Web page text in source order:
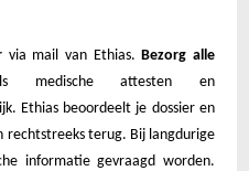
via mail van Ethias. Bezorg alle
medische attesten en
Ethias beoordeelt je dossier en
terug. Bij langdurige
informatie gevraagd worden.